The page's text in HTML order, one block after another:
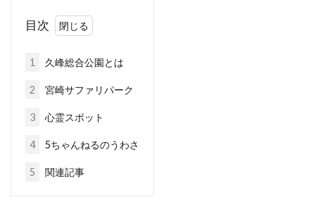
目次
1 久峰総合公園とは
2 宮崎サファリパーク
3 心霊スポット
4 5ちゃんねるのうわさ
5 関連記事